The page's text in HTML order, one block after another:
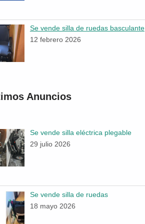
Se vende silla de ruedas basculante
12 febrero 2026
Anuncios
Se vende silla eléctrica plegable
29 julio 2026
Se vende silla de ruedas
18 mayo 2026